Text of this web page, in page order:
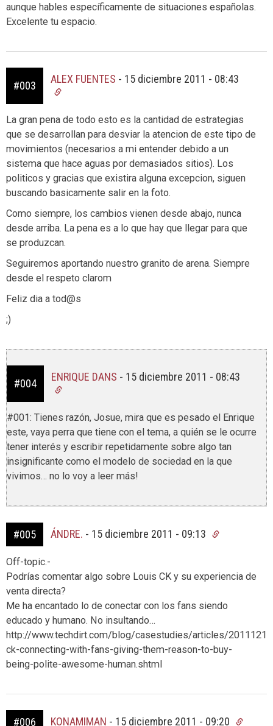
aunque hables específicamente de situaciones españolas.
Excelente tu espacio.
#003
ALEX FUENTES - 15 diciembre 2011 - 08:43
La gran pena de todo esto es la cantidad de estrategias
que se desarrollan para desviar la atencion de este tipo de
movimientos (necesarios a mi entender debido a un
sistema que hace aguas por demasiados sitios). Los
politicos y gracias que existira alguna excepcion, siguen
buscando basicamente salir en la foto.
Como siempre, los cambios vienen desde abajo, nunca
desde arriba. La pena es a lo que hay que llegar para que
se produzcan.
Seguiremos aportando nuestro granito de arena. Siempre
desde el respeto clarom
Feliz dia a tod@s
;)
#004
ENRIQUE DANS - 15 diciembre 2011 - 08:43
#001: Tienes razón, Josue, mira que es pesado el Enrique
este, vaya perra que tiene con el tema, a quién se le ocurre
tener interés y escribir repetidamente sobre algo tan
insignificante como el modelo de sociedad en la que
vivimos… no lo voy a leer más!
#005 ÁNDRE. - 15 diciembre 2011 - 09:13
Off-topic.-
Podrías comentar algo sobre Louis CK y su experiencia de
venta directa?
Me ha encantado lo de conectar con los fans siendo
educado y humano. No insultando…
http://www.techdirt.com/blog/casestudies/articles/
ck-connecting-with-fans-giving-them-reason-to-buy-
being-polite-awesome-human.shtml
#006 KONAMIMAN - 15 diciembre 2011 - 09:20